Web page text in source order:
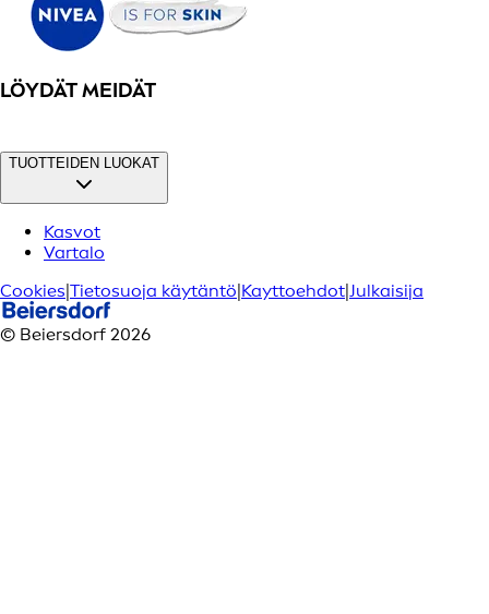
LÖYDÄT MEIDÄT
TUOTTEIDEN LUOKAT
Kasvot
Vartalo
Cookies|Tietosuoja käytäntö|Kayttoehdot|Julkaisija
© Beiersdorf 2026